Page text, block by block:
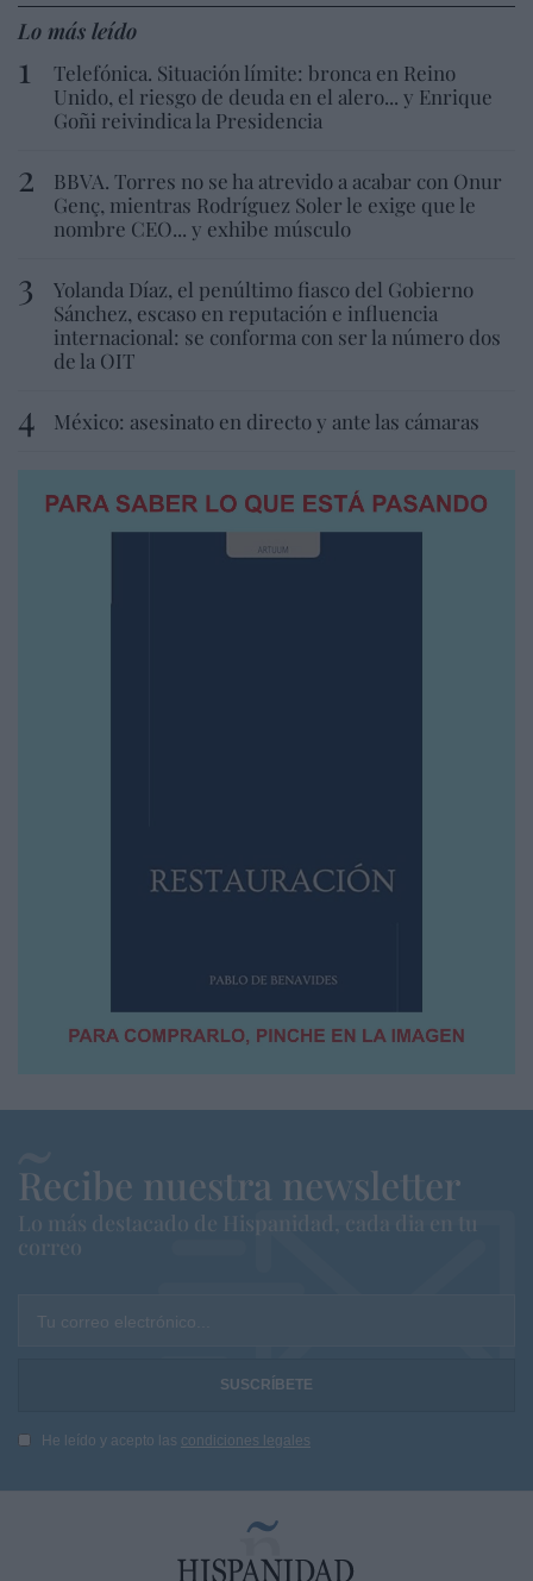
Lo más leído
Telefónica. Situación límite: bronca en Reino
Unido, el riesgo de deuda en el alero... y Enrique
Goñi reivindica la Presidencia
BBVA. Torres no se ha atrevido a acabar con Onur
Genç, mientras Rodríguez Soler le exige que le
nombre CEO... y exhibe músculo
Yolanda Díaz, el penúltimo fiasco del Gobierno
Sánchez, escaso en reputación e influencia
internacional: se conforma con ser la número dos
de la OIT
México: asesinato en directo y ante las cámaras
Recibe nuestra newsletter
Lo más destacado de Hispanidad, cada dia en tu
correo
Tu correo electrónico...
He leído y acepto las condiciones legales